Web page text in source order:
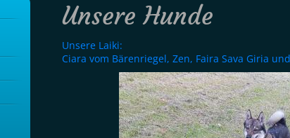
Unsere Hunde
Unsere Laiki:
Ciara vom Bärenriegel, Zen, Faira Sava Giria